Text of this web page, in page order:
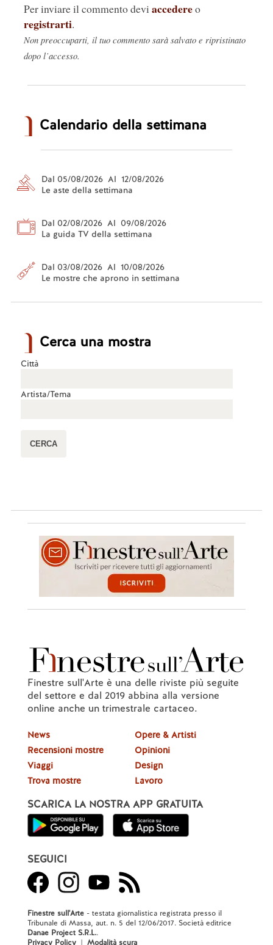
Per inviare il commento devi accedereo
registrarti.
Non preoccuparti, il tuo commento sarà salvato e ripristinato
dopo l’accesso.
Calendario della settimana
Dal 05/08/2026 Al 12/08/2026
Le aste della settimana
Dal 02/08/2026 Al 09/08/2026
La guida TV della settimana
Dal 03/08/2026 Al 10/08/2026
Le mostre che aprono in settimana
Cerca una mostra
Città
Artista/Tema
Finestre sull'Arte è una delle riviste più seguite
del settore e dal 2019 abbina alla versione
online anche un trimestrale cartaceo.
News
Recensioni mostre
Viaggi
Trova mostre
Opere & Artisti
Opinioni
Design
Lavoro
SCARICA LA NOSTRA APP GRATUITA
SEGUICI
Finestre sull'Arte- testata giornalistica registrata presso il
Tribunale di Massa, aut. n. 5 del 12/06/2017. Società editrice
Danae Project S.R.L..
Privacy Policy| Modalità scura